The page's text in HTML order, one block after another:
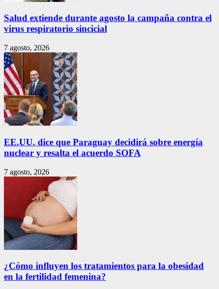
Salud extiende durante agosto la campaña contra el
virus respiratorio sincicial
7 agosto, 2026
EE.UU. dice que Paraguay decidirá sobre energía
nuclear y resalta el acuerdo SOFA
7 agosto, 2026
¿Cómo influyen los tratamientos para la obesidad
en la fertilidad femenina?